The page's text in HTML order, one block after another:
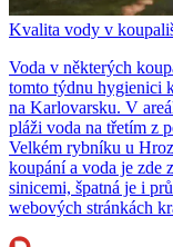
Kvalita vody v
Voda v některých
tomto týdnu hygienici
na Karlovarsku. V
pláži voda na třetím z
Velkém rybníku u
koupání a voda je zde
sinicemi, špatná je i
webových stránkách